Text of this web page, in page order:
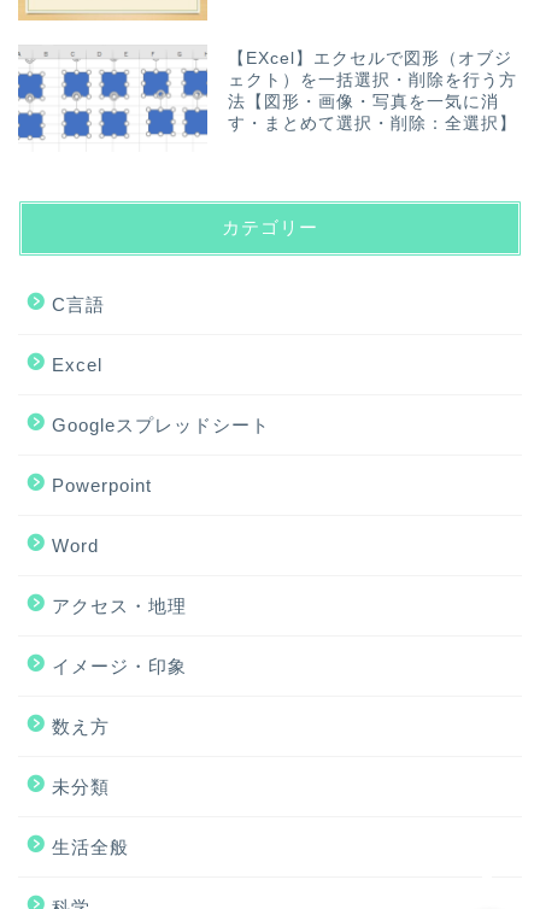
【EXcel】エクセルで図形（オブジ
ェクト）を一括選択・削除を行う方
法【図形・画像・写真を一気に消
す・まとめて選択・削除：全選択】
カテゴリー
C言語
Excel
Googleスプレッドシート
Powerpoint
Word
アクセス・地理
イメージ・印象
数え方
未分類
生活全般